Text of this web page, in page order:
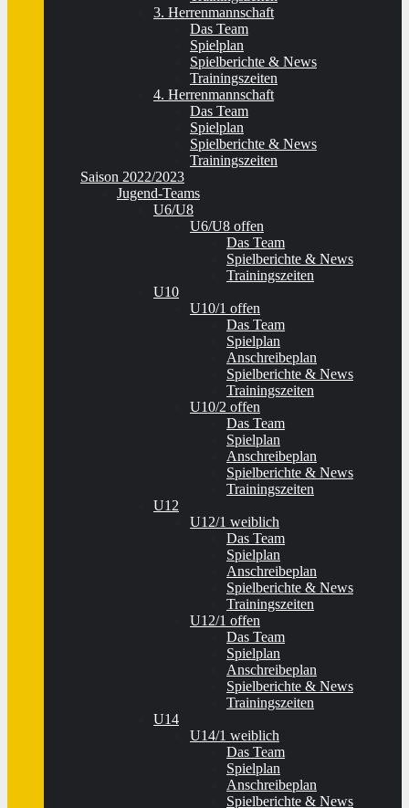
3. Herrenmannschaft
Das Team
Spielplan
Spielberichte & News
Trainingszeiten
4. Herrenmannschaft
Das Team
Spielplan
Spielberichte & News
Trainingszeiten
Saison 2022/2023
Jugend-Teams
U6/U8
U6/U8 offen
Das Team
Spielberichte & News
Trainingszeiten
U10
U10/1 offen
Das Team
Spielplan
Anschreibeplan
Spielberichte & News
Trainingszeiten
U10/2 offen
Das Team
Spielplan
Anschreibeplan
Spielberichte & News
Trainingszeiten
U12
U12/1 weiblich
Das Team
Spielplan
Anschreibeplan
Spielberichte & News
Trainingszeiten
U12/1 offen
Das Team
Spielplan
Anschreibeplan
Spielberichte & News
Trainingszeiten
U14
U14/1 weiblich
Das Team
Spielplan
Anschreibeplan
Spielberichte & News